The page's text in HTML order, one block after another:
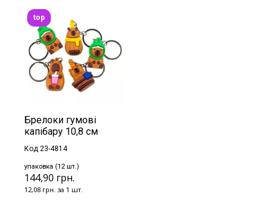
Брелоки гумові
капібару 10,8 см
Код 23-4814
упаковка (12 шт.)
144,90 грн.
12,08 грн. за 1 шт.
top